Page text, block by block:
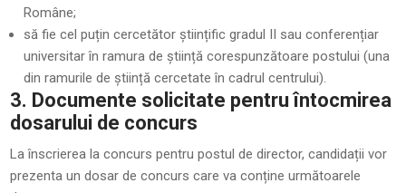
Române;
să fie cel puțin cercetător științific gradul II sau conferențiar
universitar în ramura de știință corespunzătoare postului (una
din ramurile de știință cercetate în cadrul centrului).
3. Documente solicitate pentru întocmirea
dosarului de concurs
La înscrierea la concurs pentru postul de director, candidații vor
prezenta un dosar de concurs care va conține următoarele